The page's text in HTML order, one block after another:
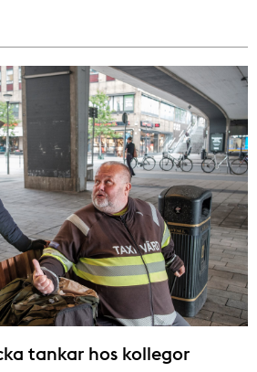
tankar hos kollegor